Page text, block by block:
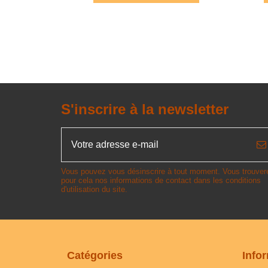
S'inscrire à la newsletter
Vous pouvez vous désinscrire à tout moment. Vous
pour cela nos informations de contact dans les conditions
d'utilisation du site.
Catégories